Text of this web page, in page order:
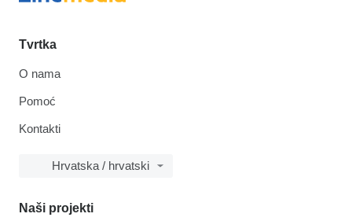
Tvrtka
O nama
Pomoć
Kontakti
Hrvatska / hrvatski
Naši projekti